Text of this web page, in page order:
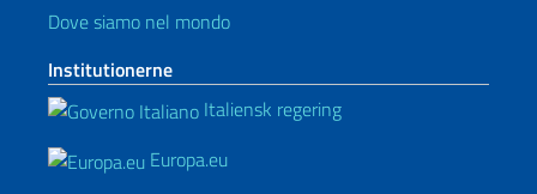
Dove siamo nel mondo
Institutionerne
Italiensk regering
Europa.eu